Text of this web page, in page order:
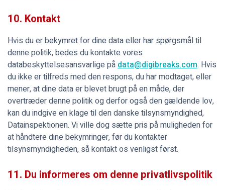
10. Kontakt
Hvis du er bekymret for dine data eller har spørgsmål til
denne politik, bedes du kontakte vores
databeskyttelsesansvarlige pådata@digibreaks.com. Hvis
du ikke er tilfreds med den respons, du har modtaget, eller
mener, at dine data er blevet brugt på en måde, der
overtræder denne politik og derfor også den gældende lov,
kan du indgive en klage til den danske tilsynsmyndighed,
Datainspektionen. Vi ville dog sætte pris på muligheden for
at håndtere dine bekymringer, før du kontakter
tilsynsmyndigheden, så kontakt os venligst først.
11. Du informeres om denne privatlivspolitik